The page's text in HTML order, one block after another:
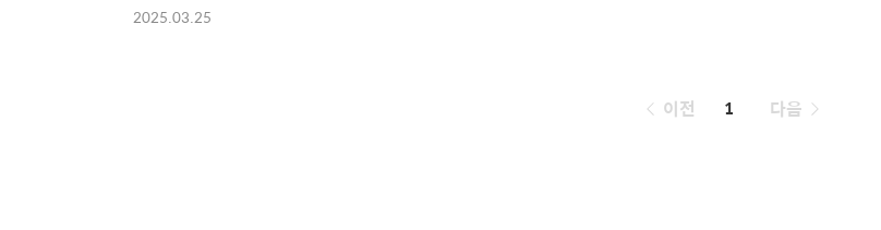
2025.03.25
페
이전 1 다음